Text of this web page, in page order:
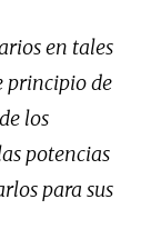
en tales
principio de
los
potencias
para sus